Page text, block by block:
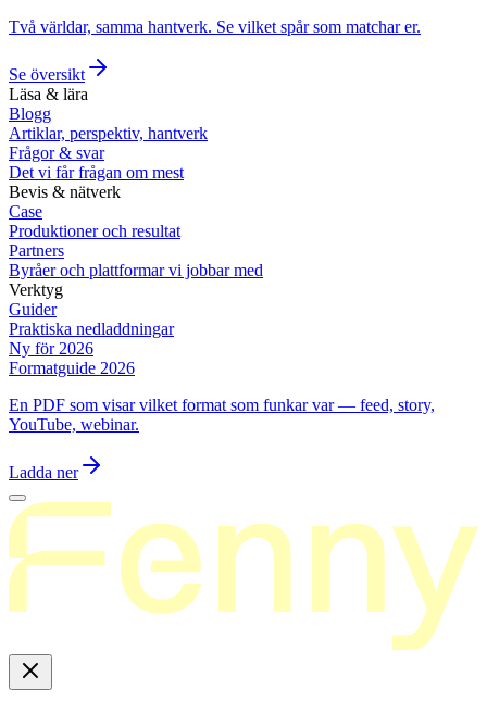
Två världar, samma hantverk. Se vilket spår som matchar er.
Se översikt
Läsa & lära
Blogg
Artiklar, perspektiv, hantverk
Frågor & svar
Det vi får frågan om mest
Bevis & nätverk
Case
Produktioner och resultat
Partners
Byråer och plattformar vi jobbar med
Verktyg
Guider
Praktiska nedladdningar
Ny för 2026
Formatguide 2026
En PDF som visar vilket format som funkar var — feed, story,
YouTube, webinar.
Ladda ner